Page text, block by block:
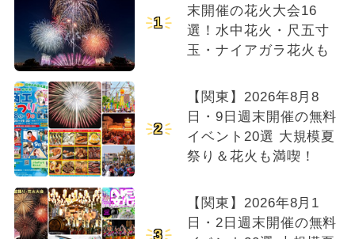
1
末開催の花火大会16
選！水中花火・尺五寸
玉・ナイアガラ花火も
2
【関東】2026年8月8
日・9日週末開催の無料
イベント20選 大規模夏
祭り＆花火も満喫！
3
【関東】2026年8月1
日・2日週末開催の無料